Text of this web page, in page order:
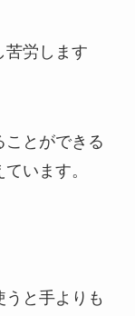
苦労します
ことができる
います。
と手よりも